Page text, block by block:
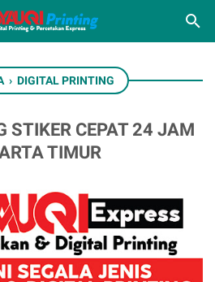
› DIGITAL PRINTING
STIKER CEPAT 24 JAM
TIMUR